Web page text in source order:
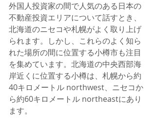
外国人投資家の間で人気のある日本の
不動産投資エリアについて話すとき、
北海道のニセコや札幌がよく取り上げ
られます。しかし、これらのよく知ら
れた場所の間に位置する小樽市も注目
を集めています。北海道の中央西部海
岸近くに位置する小樽は、札幌から約
40キロメートル northwest、ニセコか
ら約60キロメートル northeastにあり
ます。